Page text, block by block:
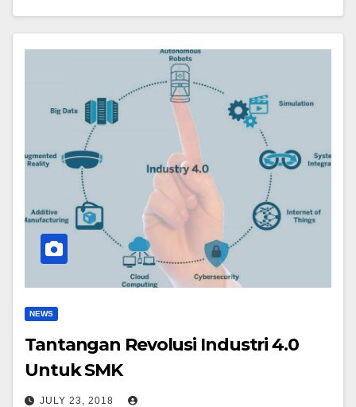
NEWS
Tantangan Revolusi Industri 4.0
Untuk SMK
JULY 23, 2018